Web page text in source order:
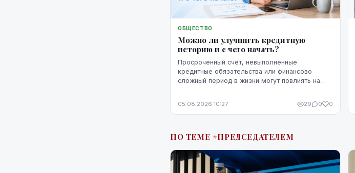
ОБЩЕСТВО
Можно ли улучшить кредитную
историю и с чего начать?
Просроченный счёт, невыполненные
кредитные обязательства или финансово
сложный период в жизни могут повлиять на
уже невозможно изменить. Кредитную
выполнение обязательств и продуманные
05.08.2026 10:27 29 0 0
ПО ТЕМЕ #ПРЕДСЕДАТЕЛЕМ